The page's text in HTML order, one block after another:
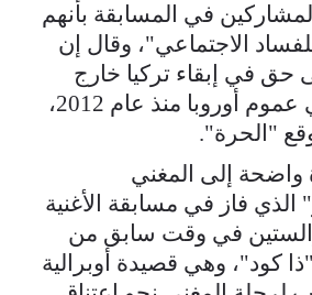
في المسابقة بأنهم
الاجتماعي"، وقال إن
حق في إبقاء تركيا خارج
مسابقة البوب في عموم أوروبا منذ عام 2012،
"الحرة".
واضحة إلى المغني
فاز في مسابقة الأغنية
والستين في وقت سابق من
كود"، وهي قصيدة أوبرالية